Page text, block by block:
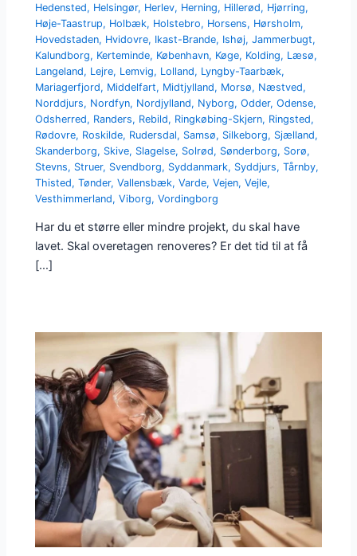
Hedensted, Helsingør, Herlev, Herning, Hillerød, Hjørring,
Høje-Taastrup, Holbæk, Holstebro, Horsens, Hørsholm,
Hovedstaden, Hvidovre, Ikast-Brande, Ishøj,Jammerbugt,
Kalundborg, Kerteminde, København, Køge, Kolding, Læsø,
Langeland, Lejre, Lemvig, Lolland, Lyngby-Taarbæk,
Mariagerfjord, Middelfart, Midtjylland, Morsø, Næstved,
Norddjurs, Nordfyn, Nordjylland, Nyborg,Odder,Odense,
Odsherred, Randers, Rebild, Ringkøbing-Skjern, Ringsted,
Rødovre, Roskilde, Rudersdal, Samsø, Silkeborg, Sjælland,
Skanderborg, Skive, Slagelse, Solrød, Sønderborg, Sorø,
Stevns, Struer, Svendborg, Syddanmark, Syddjurs,Tårnby,
Thisted,Tønder,Vallensbæk,Varde,Vejen,Vejle,
Vesthimmerland,Viborg,Vordingborg
Har du et større eller mindre projekt, du skal have
lavet. Skal overetagen renoveres? Er det tid til at få
[…]